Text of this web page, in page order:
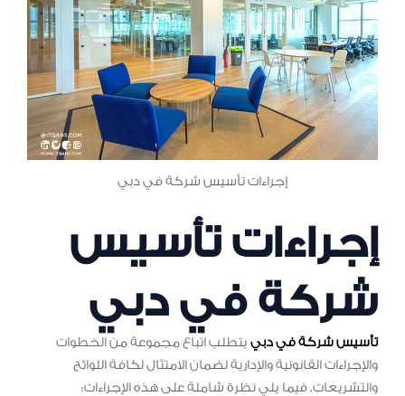
إجراءات تأسيس شركة في دبي
إجراءات تأسيس
شركة في دبي
تأسيس شركة في دبي يتطلب اتباع مجموعة من الخطوات
والإجراءات القانونية والإدارية لضمان الامتثال لكافة اللوائح
والتشريعات. فيما يلي نظرة شاملة على هذه الإجراءات: